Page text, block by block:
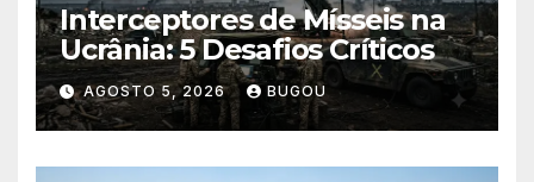
Interceptores de Mísseis na
Ucrânia: 5 Desafios Críticos
AGOSTO 5, 2026 BUGOU